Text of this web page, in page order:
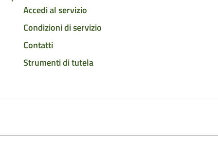
Accedi al servizio
Condizioni di servizio
Contatti
Strumenti di tutela